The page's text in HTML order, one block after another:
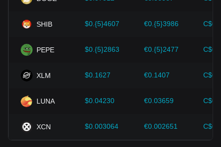
mengambil keputusan. Setelah mempertimbangkan faktor-
perubahan harga Cosmos di masa depan dan
menyesuaikan strategi investasi mereka di pasar yang terus
SHIB $0.{5}4607 €0.{5}3986
PEPE $0.{5}2863 €0.{5}2477
XLM $0.1627 €0.1407
LUNA $0.04230 €0.03659
XCN $0.003064 €0.002651